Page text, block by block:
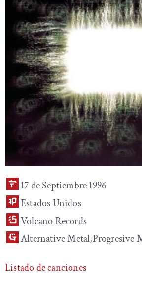
17 de Septiembre 1996
Estados Unidos
Volcano Records
Alternative Metal,Progresive
Listado de canciones